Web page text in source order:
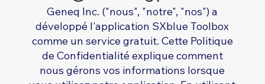
Geneq Inc. ("nous", "notre", "nos") a
développé l'application SXblue Toolbox
comme un service gratuit. Cette Politique
de Confidentialité explique comment
nous gérons vos informations lorsque